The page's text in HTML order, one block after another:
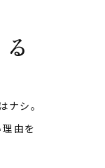
ナシ。
由を